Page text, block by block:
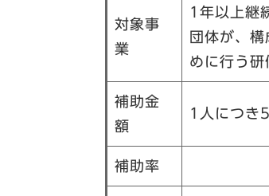
対象事
業
1年以上継
団体が、
めに行う研
補助金
額
1人につき
補助率